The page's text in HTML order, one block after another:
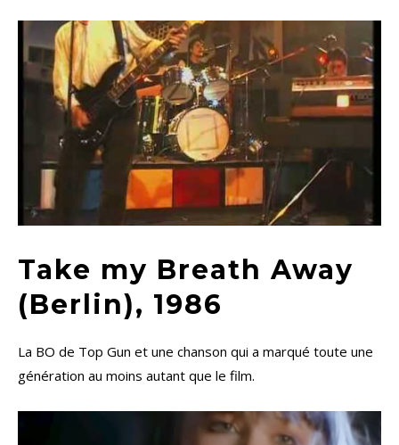
Take my Breath Away
(Berlin), 1986
La BO de Top Gun et une chanson qui a marqué toute une
génération au moins autant que le film.